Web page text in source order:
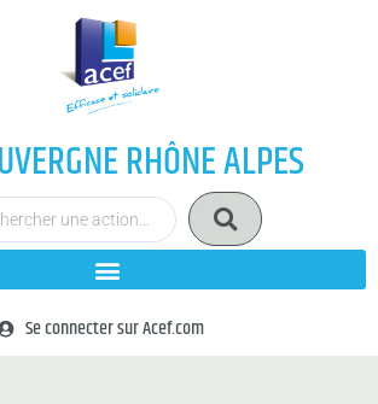
RHÔNE ALPES
Se connecter sur Acef.com